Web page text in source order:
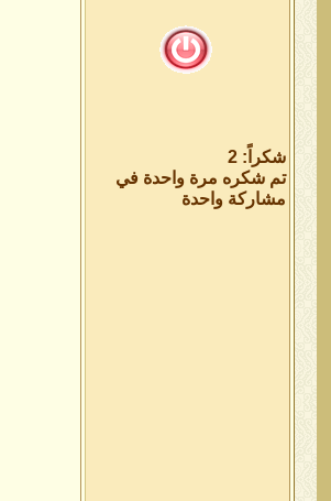
شكراً: 2
تم شكره مرة واحدة في
مشاركة واحدة